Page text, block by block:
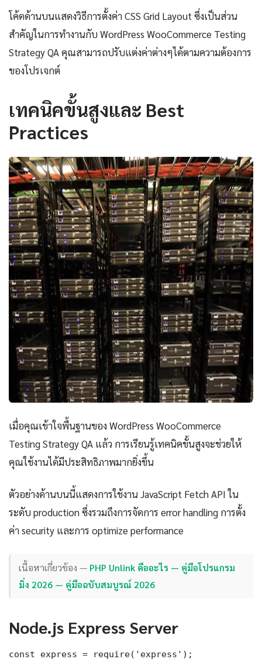
โค้ดด้านบนแสดงวิธีการตั้งค่า CSS Grid Layout ซึ่งเป็นส่วน
สำคัญในการทำงานกับ WordPress WooCommerce Testing
Strategy QA คุณสามารถปรับแต่งค่าต่างๆได้ตามความต้องการ
ของโปรเจกต์
เทคนิคขั้นสูงและ Best
Practices
เมื่อคุณเข้าใจพื้นฐานของ WordPress WooCommerce
Testing Strategy QA แล้ว การเรียนรู้เทคนิคขั้นสูงจะช่วยให้
คุณใช้งานได้มีประสิทธิภาพมากยิ่งขึ้น
ตัวอย่างด้านบนนี้แสดงการใช้งาน JavaScript Fetch API ใน
ระดับ production ซึ่งรวมถึงการจัดการ error handling การตั้ง
ค่า security และการ optimize performance
เนื้อหาเกี่ยวข้อง — PHP Unlink คืออะไร — คู่มือโปรแกรม
มิ่ง 2026 — คู่มือฉบับสมบูรณ์ 2026
Node.js Express Server
const express = require('express');